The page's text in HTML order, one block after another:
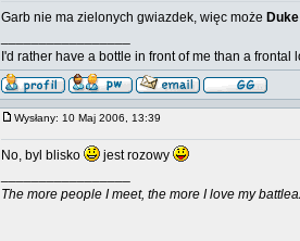
Garb nie ma zielonych gwiazdek, więc może
I'd rather have a bottle in front of me than a frontal
Wysłany: 10 Maj 2006, 13:39
No, byl blisko
jest rozowy
The more people I meet, the more I love my